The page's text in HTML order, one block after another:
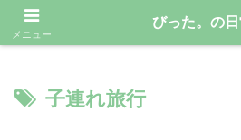
気ままにゆるりと暮らしていきた
子連れ旅行
メニュー
びった。の日